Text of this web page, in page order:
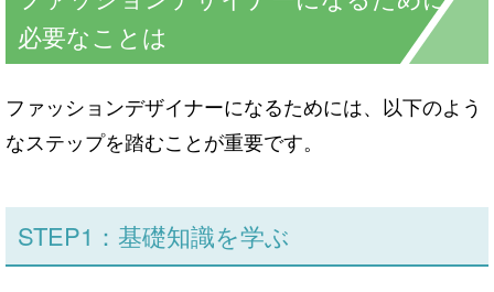
必要なことは
ファッションデザイナーになるためには、以下のよう
なステップを踏むことが重要です。
STEP1：基礎知識を学ぶ